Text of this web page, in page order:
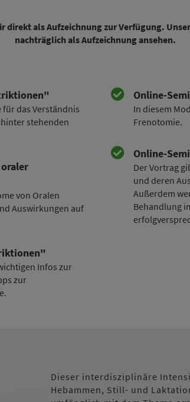
als Aufzeichnung zur Verfügung.
nachträglich als Aufzeichnung ansehen.
das Verständnis
stehenden
von Oralen
Auswirkungen auf
Infos zur
zur
Online-
In diesem
Frenotomie.
Online-
Der Vortrag
und deren
Außerdem
Behandlung
Dieser interdisziplinäre
Hebammen, Still- und